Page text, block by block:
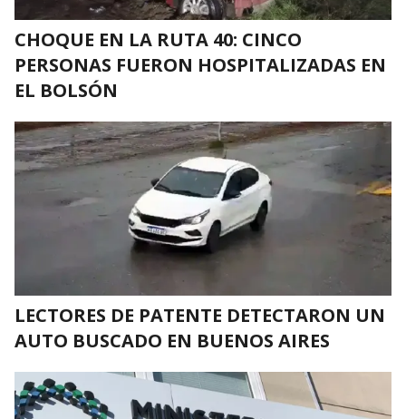
CHOQUE EN LA RUTA 40: CINCO
PERSONAS FUERON HOSPITALIZADAS EN
EL BOLSÓN
LECTORES DE PATENTE DETECTARON UN
AUTO BUSCADO EN BUENOS AIRES